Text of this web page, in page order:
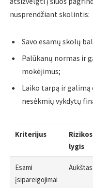
nusprendžiant skolintis:
Savo esamų skolų
Palūkanų normas ir
mokėjimus;
Laiko tarpą ir
nesėkmių vykdytų
Kriterijus
Rizikos
lygis
Esami
įsipareigojimai
Aukštas